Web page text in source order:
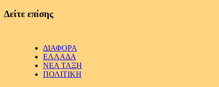
Δείτε επίσης
ΔΙΑΦΟΡΑ
ΕΛΛΑΔΑ
ΝΕΑ ΤΑΞΗ
ΠΟΛΙΤΙΚΗ